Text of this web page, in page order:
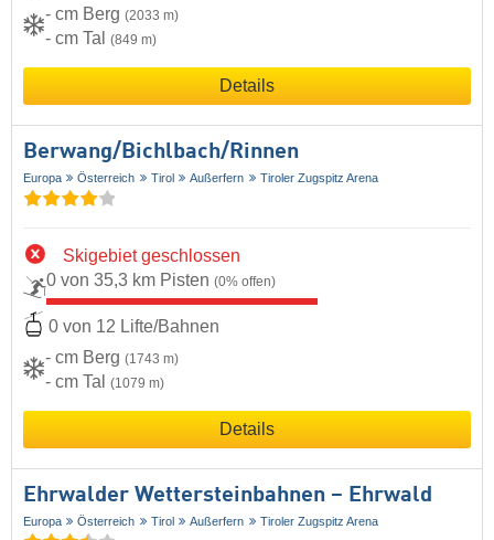
- cm Berg (2033 m)
- cm Tal (849 m)
Details
Berwang/​Bichlbach/​Rinnen
Europa Österreich Tirol Außerfern Tiroler Zugspitz Arena
Skigebiet geschlossen
0 von 35,3 km Pisten (0% offen)
0 von 12 Lifte/Bahnen
- cm Berg (1743 m)
- cm Tal (1079 m)
Details
Ehrwalder Wettersteinbahnen – Ehrwald
Europa Österreich Tirol Außerfern Tiroler Zugspitz Arena